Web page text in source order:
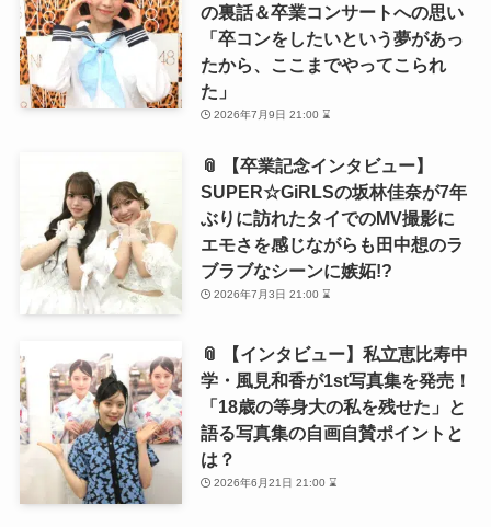
の裏話＆卒業コンサートへの思い
「卒コンをしたいという夢があっ
たから、ここまでやってこられ
た」
2026年7月9日 21:00 ⌛
📎 【卒業記念インタビュー】
SUPER☆GiRLSの坂林佳奈が7年
ぶりに訪れたタイでのMV撮影に
エモさを感じながらも田中想のラ
ブラブなシーンに嫉妬!?
2026年7月3日 21:00 ⌛
📎 【インタビュー】私立恵比寿中
学・風見和香が1st写真集を発売！
「18歳の等身大の私を残せた」と
語る写真集の自画自賛ポイントと
は？
2026年6月21日 21:00 ⌛